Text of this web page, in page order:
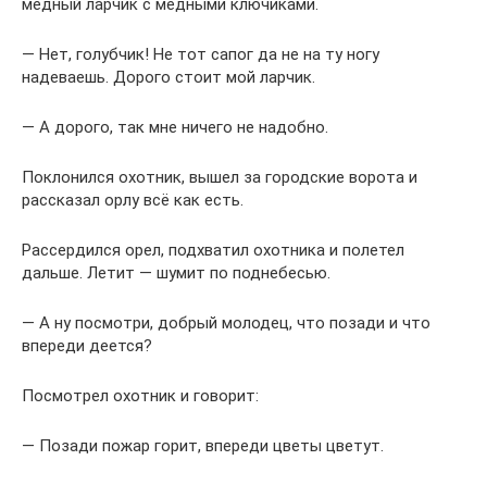
медный ларчик с медными ключиками.
— Нет, голубчик! Не тот сапог да не на ту ногу
надеваешь. Дорого стоит мой ларчик.
— А дорого, так мне ничего не надобно.
Поклонился охотник, вышел за городские ворота и
рассказал орлу всё как есть.
Рассердился орел, подхватил охотника и полетел
дальше. Летит — шумит по поднебесью.
— А ну посмотри, добрый молодец, что позади и что
впереди деется?
Посмотрел охотник и говорит:
— Позади пожар горит, впереди цветы цветут.